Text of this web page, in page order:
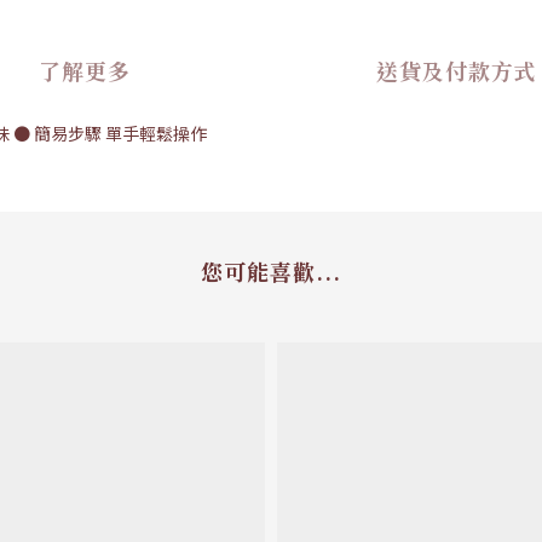
了解更多 送貨及付款方式
● 簡易步驟 單手輕鬆操作
您可能喜歡...